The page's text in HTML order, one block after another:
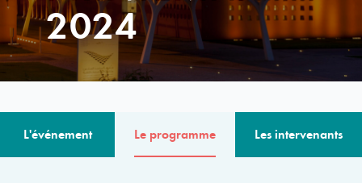
2024
L'événement Le programme Les intervenants